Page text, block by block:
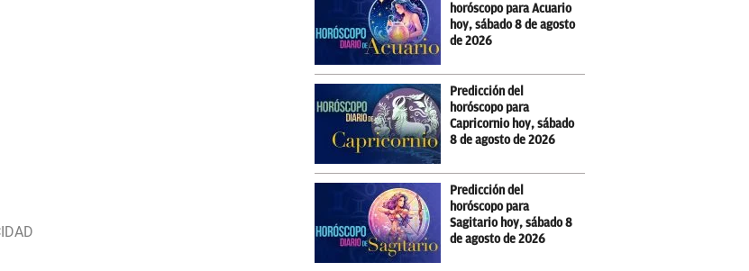
horóscopo para Acuario
hoy, sábado 8 de agosto
de 2026
Predicción del
horóscopo para
Capricornio hoy, sábado
8 de agosto de 2026
Predicción del
horóscopo para
Sagitario hoy, sábado 8
de agosto de 2026